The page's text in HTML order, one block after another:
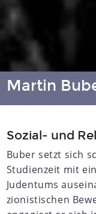
Martin
Sozial- und
Buber setzt sich
Studienzeit mit
Judentums
zionistischen